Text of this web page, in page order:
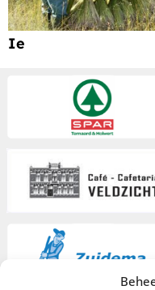
Ie